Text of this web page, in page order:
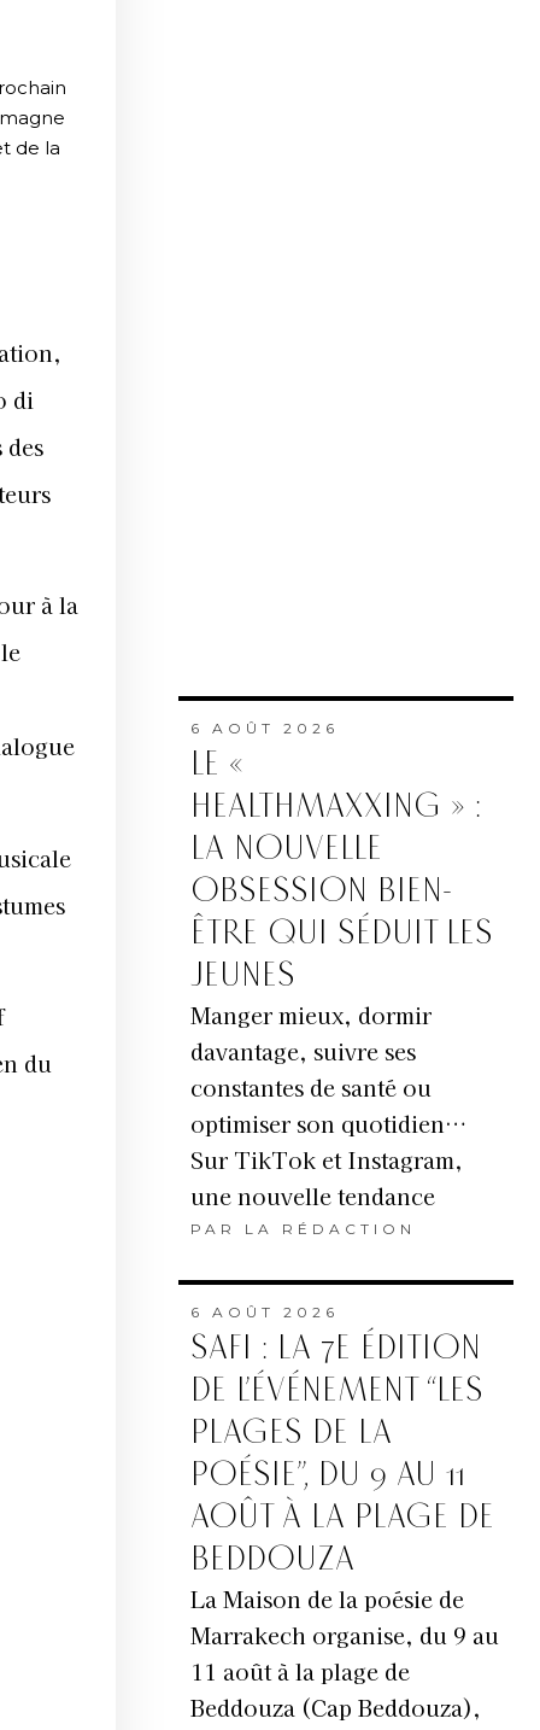
de la
di
à la
du
6 AOÛT 2026
LE «
HEALTHMAXXING » :
LA NOUVELLE
OBSESSION BIEN-
ÊTRE QUI SÉDUIT LES
JEUNES
Manger mieux, dormir
davantage, suivre ses
constantes de santé ou
optimiser son quotidien…
Sur TikTok et Instagram,
une nouvelle tendance
PAR LA RÉDACTION
6 AOÛT 2026
SAFI : LA 7E ÉDITION
DE L’ÉVÉNEMENT “LES
PLAGES DE LA
POÉSIE”, DU 9 AU 11
AOÛT À LA PLAGE DE
BEDDOUZA
La Maison de la poésie de
Marrakech organise, du 9 au
11 août à la plage de
Beddouza (Cap Beddouza),